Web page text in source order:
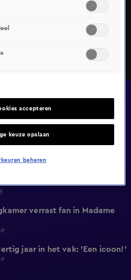
verrast fan in Madame
jaar in het vak: 'Een icoon!'
accepteren
keuze opslaan
beheren